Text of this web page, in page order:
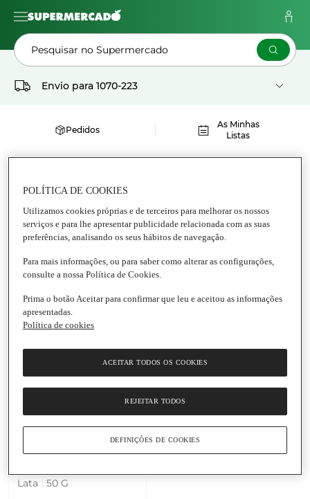
Pesquisar no Supermercado
Envio para 1070-223
Pedidos
As Minhas
Listas
Conservas de Peixe
ANCHOVAS GEORGETTE
Anchovas
Adicionar
5,95 €
119 € / Kg
Anchovas Enroladas em
Alcaparras em Azeite
Lata
50 G
POLÍTICA DE COOKIES
Utilizamos cookies próprias e de terceiros para melhorar os nossos
serviços e para lhe apresentar publicidade relacionada com as suas
preferências, analisando os seus hábitos de navegação.
Para mais informações, ou para saber como alterar as configurações,
consulte a nossa Política de Cookies.
Prima o botão Aceitar para confirmar que leu e aceitou as informações
apresentadas.
Política de cookies
REJEITAR TODOS
ACEITAR TODOS OS COOKIES
DEFINIÇÕES DE COOKIES